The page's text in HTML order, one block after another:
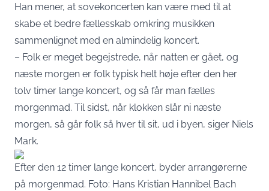
Han mener, at sovekoncerten kan være med til at
skabe et bedre fællesskab omkring musikken
sammenlignet med en almindelig koncert.
– Folk er meget begejstrede, når natten er gået, og
næste morgen er folk typisk helt høje efter den her
tolv timer lange koncert, og så får man fælles
morgenmad. Til sidst, når klokken slår ni næste
morgen, så går folk så hver til sit, ud i byen, siger Niels
Mark.
Efter den 12 timer lange koncert, byder arrangørerne
på morgenmad. Foto: Hans Kristian Hannibel Bach